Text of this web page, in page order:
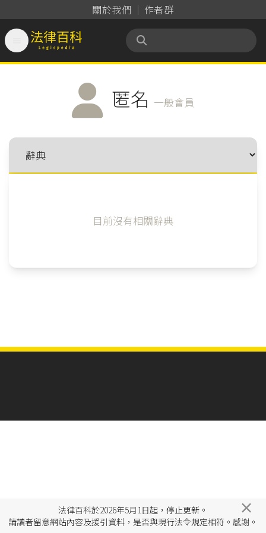
關於我們 作者群
法律百科 Legispedia
匿名 一般會員
目前沒有相關辭典
法律百科於2026年5月1日起，停止更新。
請讀者留意網站內容及援引資料，是否與現行法令規定相符。感謝。
×